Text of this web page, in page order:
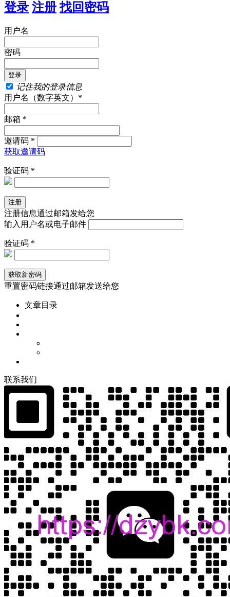
登录 注册 找回密码
用户名
密码
记住我的登录信息
用户名（数字英文）*
邮箱 *
邀请码 *
获取邀请码
验证码 *
注册信息通过邮箱发给您
输入用户名或电子邮件
验证码 *
重置密码链接通过邮箱发送给您
文章目录
联系我们